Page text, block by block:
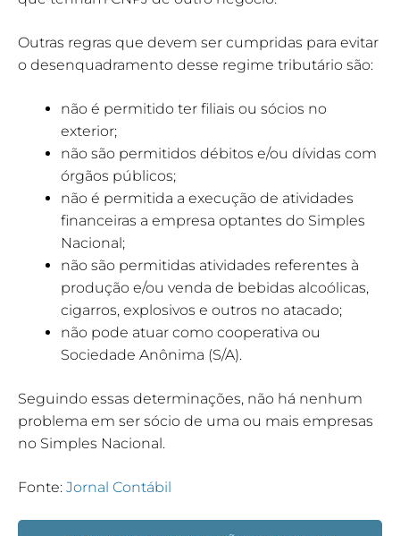
Outras regras que devem ser cumpridas para evitar
o desenquadramento desse regime tributário são:
não é permitido ter filiais ou sócios no
exterior;
não são permitidos débitos e/ou dívidas com
órgãos públicos;
não é permitida a execução de atividades
financeiras a empresa optantes do Simples
Nacional;
não são permitidas atividades referentes à
produção e/ou venda de bebidas alcoólicas,
cigarros, explosivos e outros no atacado;
não pode atuar como cooperativa ou
Sociedade Anônima (S/A).
Seguindo essas determinações, não há nenhum
problema em ser sócio de uma ou mais empresas
no Simples Nacional.
Fonte: Jornal Contábil